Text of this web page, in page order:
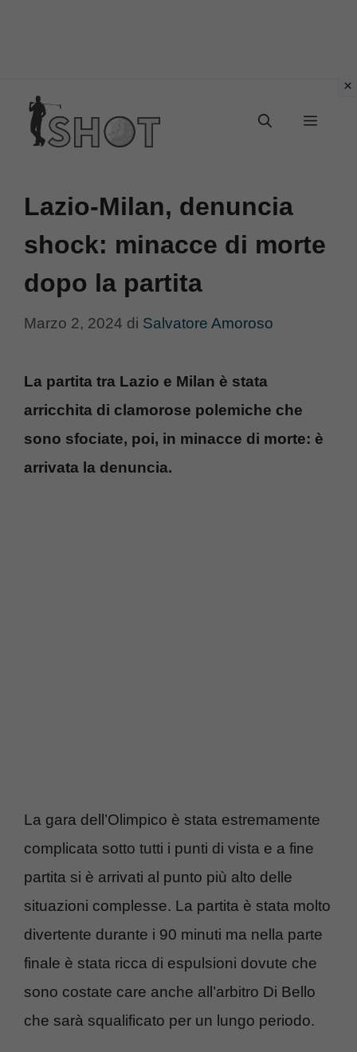
contenuto
Menu
Lazio-Milan, denuncia
shock: minacce di morte
dopo la partita
Marzo 2, 2024 di Salvatore Amoroso
La partita tra Lazio e Milan è stata
arricchita di clamorose polemiche che
sono sfociate, poi, in minacce di morte: è
arrivata la denuncia.
La gara dell’Olimpico è stata estremamente
complicata sotto tutti i punti di vista e a fine
partita si è arrivati al punto più alto delle
situazioni complesse. La partita è stata molto
divertente durante i 90 minuti ma nella parte
finale è stata ricca di espulsioni dovute che
sono costate care anche all’arbitro Di Bello
che sarà squalificato per un lungo periodo.